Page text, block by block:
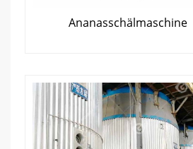
Ananasschälmaschine